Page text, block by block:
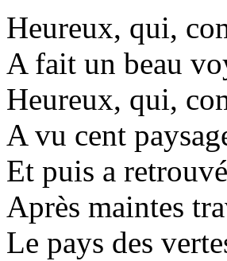
Heureux, qui,
A fait un beau
Heureux, qui,
A vu cent
Et puis a
Après maintes
Le pays des